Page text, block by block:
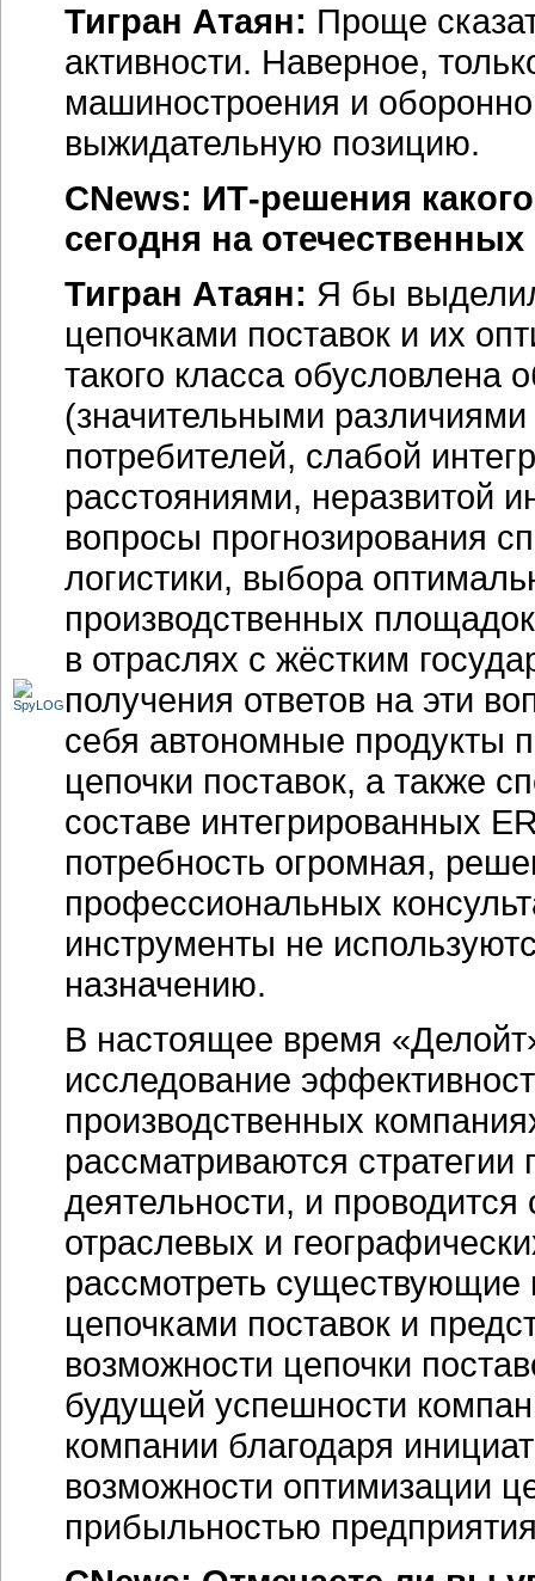
Тигран Атаян: Проще
активности. Наверное,
машиностроения и
выжидательную позицию.
CNews: ИТ-решения
сегодня на
Тигран Атаян: Я бы
цепочками поставок и их
такого класса обусловлена
(значительными
потребителей, слабой
расстояниями, неразвитой
вопросы прогнозирования
логистики, выбора
производственных
в отраслях с жёстким
получения ответов на эти
себя автономные продукты
цепочки поставок, а также
составе интегрированных
потребность огромная,
профессиональных
инструменты не
назначению.
В настоящее время
исследование
производственных
рассматриваются стратегии
деятельности, и
отраслевых и
рассмотреть
цепочками поставок и
возможности цепочки
будущей успешности
компании благодаря
возможности оптимизации
прибыльностью